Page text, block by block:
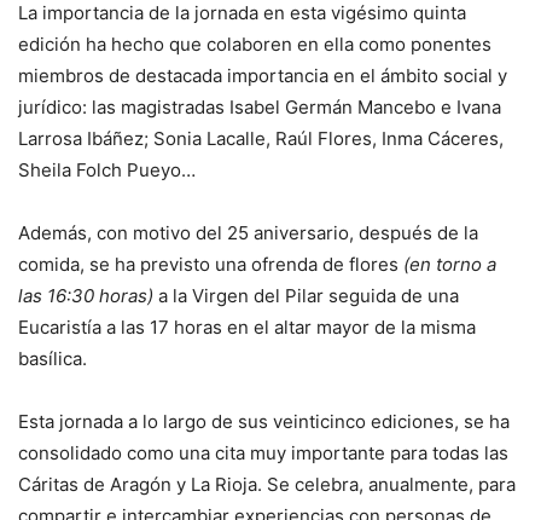
La importancia de la jornada en esta vigésimo quinta
edición ha hecho que colaboren en ella como ponentes
miembros de destacada importancia en el ámbito social y
jurídico: las magistradas Isabel Germán Mancebo e Ivana
Larrosa Ibáñez; Sonia Lacalle, Raúl Flores, Inma Cáceres,
Sheila Folch Pueyo…
Además, con motivo del 25 aniversario, después de la
comida, se ha previsto una ofrenda de flores (en torno a
las 16:30 horas) a la Virgen del Pilar seguida de una
Eucaristía a las 17 horas en el altar mayor de la misma
basílica.
Esta jornada a lo largo de sus veinticinco ediciones, se ha
consolidado como una cita muy importante para todas las
Cáritas de Aragón y La Rioja. Se celebra, anualmente, para